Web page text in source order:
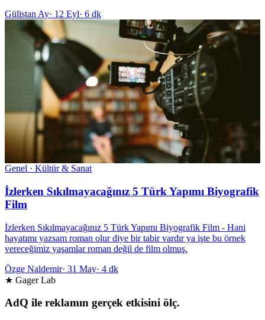
Gülistan Ay· 12 Eyl· 6 dk
Genel · Kültür & Sanat
İzlerken Sıkılmayacağınız 5 Türk Yapımı Biyografik
Film
İzlerken Sıkılmayacağınız 5 Türk Yapımı Biyografik Film - Hani
hayatımı yazsam roman olur diye bir tabir vardır ya işte bu örnek
vereceğimiz yaşamlar roman değil de film olmuş.
Özge Naldemir· 31 May· 4 dk
★ Gager Lab
AdQ ile reklamın gerçek etkisini ölç.